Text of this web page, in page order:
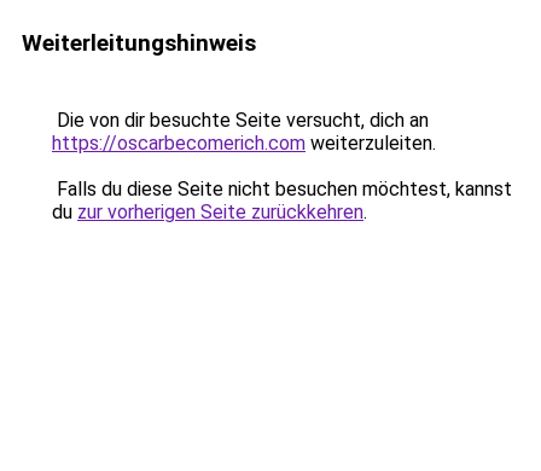
Weiterleitungshinweis
Die von dir besuchte Seite versucht, dich an
https://oscarbecomerich.com weiterzuleiten.
Falls du diese Seite nicht besuchen möchtest, kannst
du zur vorherigen Seite zurückkehren.